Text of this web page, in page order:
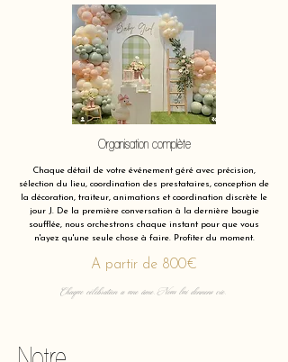
Organisation complète
Chaque détail de votre événement géré avec précision,
sélection du lieu, coordination des prestataires, conception de
la décoration, traiteur, animations et coordination discrète le
jour J. De la première conversation à la dernière bougie
soufflée, nous orchestrons chaque instant pour que vous
n'ayez qu'une seule chose à faire. Profiter du moment.
A partir de 800€
Chaque célébration a une âme. Nous lui donnons vie.